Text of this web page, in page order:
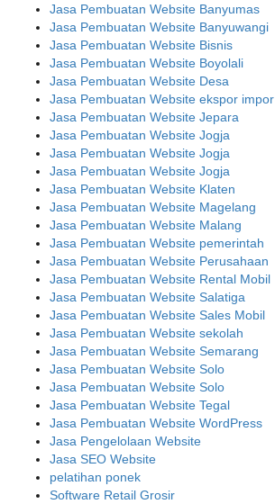
Jasa Pembuatan Website Banyumas
Jasa Pembuatan Website Banyuwangi
Jasa Pembuatan Website Bisnis
Jasa Pembuatan Website Boyolali
Jasa Pembuatan Website Desa
Jasa Pembuatan Website ekspor impor
Jasa Pembuatan Website Jepara
Jasa Pembuatan Website Jogja
Jasa Pembuatan Website Jogja
Jasa Pembuatan Website Jogja
Jasa Pembuatan Website Klaten
Jasa Pembuatan Website Magelang
Jasa Pembuatan Website Malang
Jasa Pembuatan Website pemerintah
Jasa Pembuatan Website Perusahaan
Jasa Pembuatan Website Rental Mobil
Jasa Pembuatan Website Salatiga
Jasa Pembuatan Website Sales Mobil
Jasa Pembuatan Website sekolah
Jasa Pembuatan Website Semarang
Jasa Pembuatan Website Solo
Jasa Pembuatan Website Solo
Jasa Pembuatan Website Tegal
Jasa Pembuatan Website WordPress
Jasa Pengelolaan Website
Jasa SEO Website
pelatihan ponek
Software Retail Grosir